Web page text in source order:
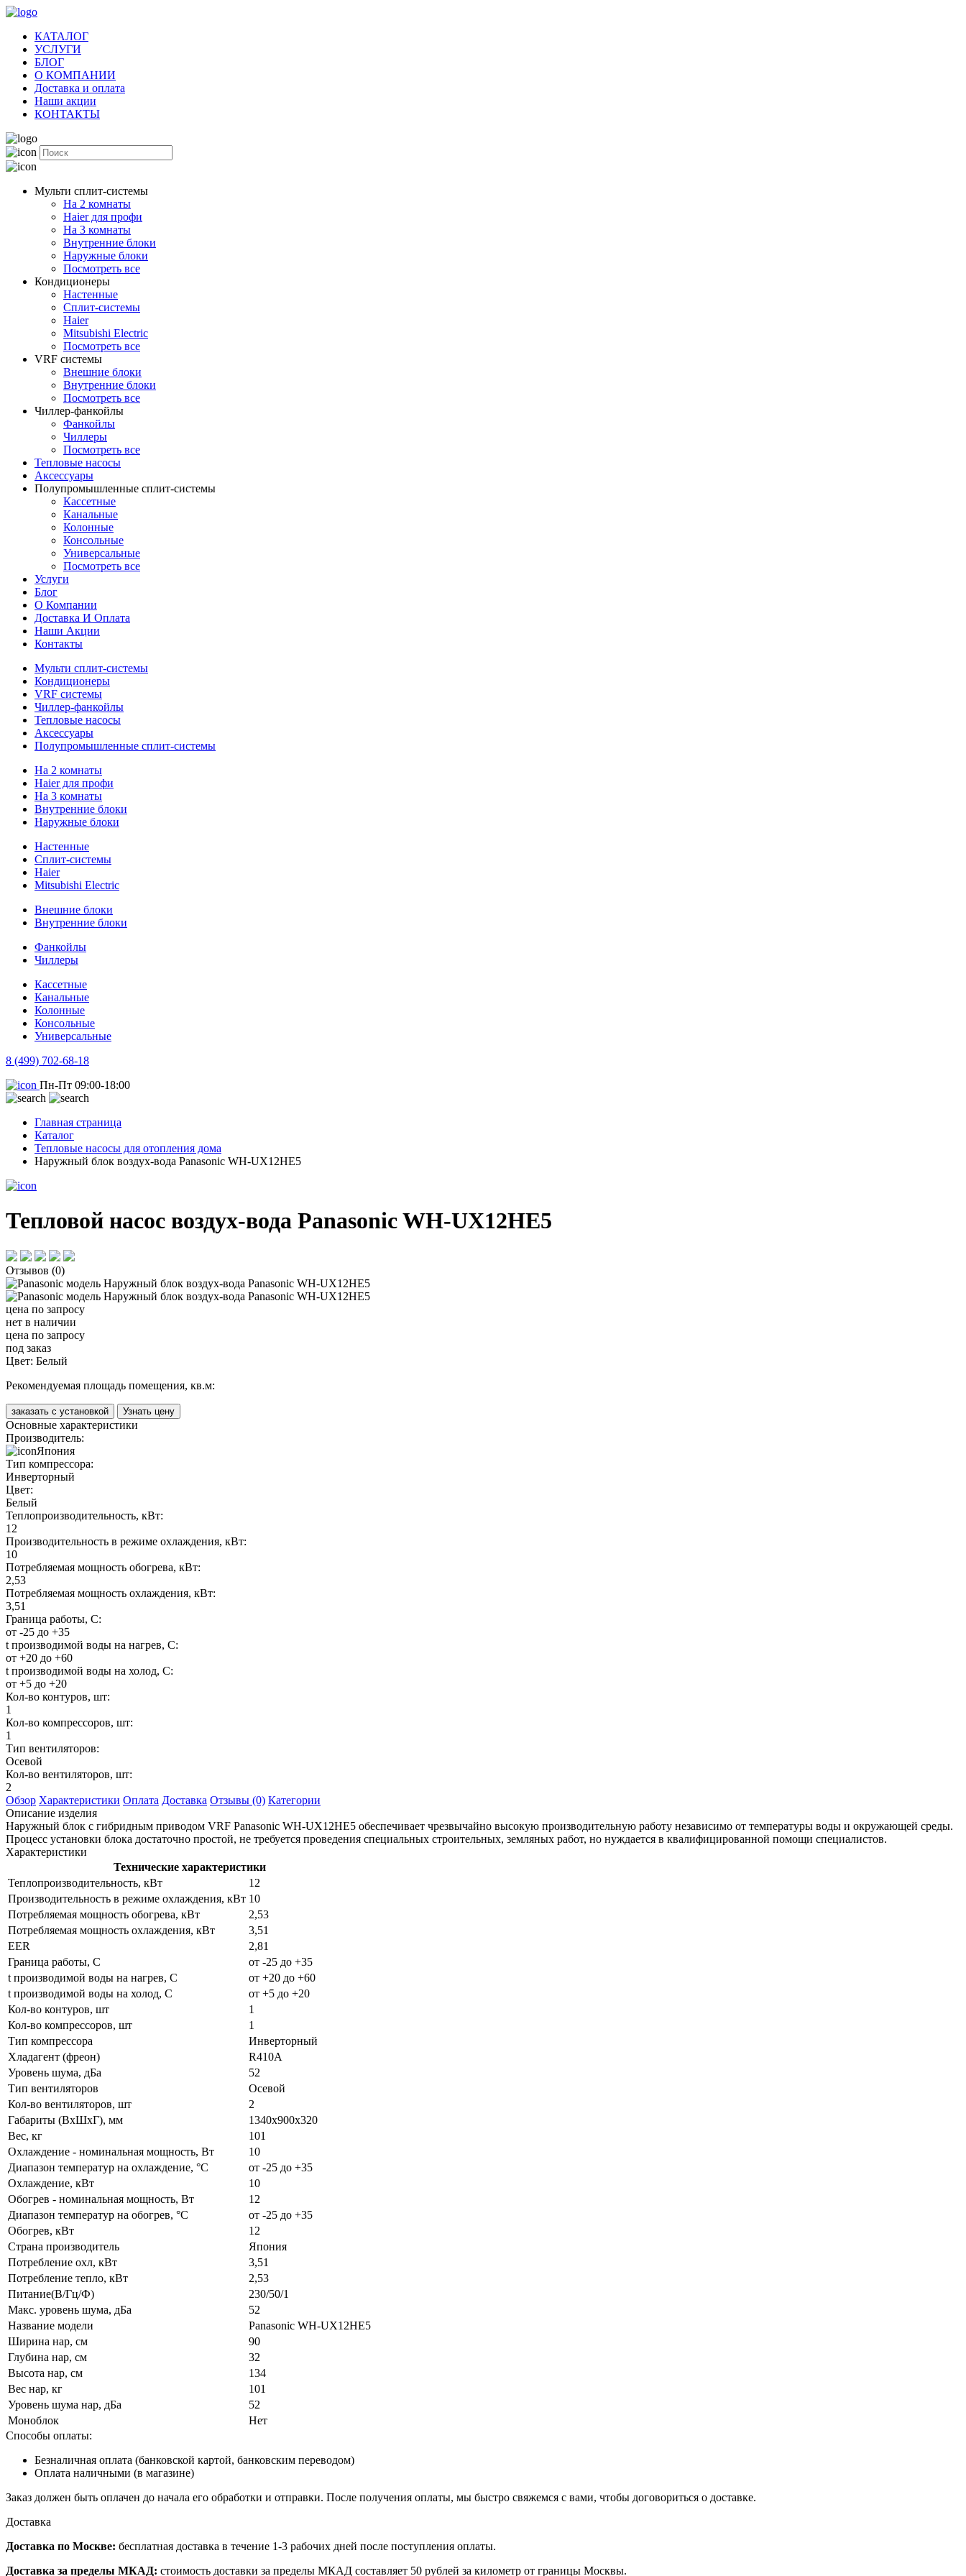
КАТАЛОГ
УСЛУГИ
БЛОГ
О КОМПАНИИ
Доставка и оплата
Наши акции
КОНТАКТЫ
Мульти сплит-системы
На 2 комнаты
Haier для профи
На 3 комнаты
Внутренние блоки
Наружные блоки
Посмотреть все
Кондиционеры
Настенные
Сплит-системы
Haier
Mitsubishi Electric
Посмотреть все
VRF системы
Внешние блоки
Внутренние блоки
Посмотреть все
Чиллер-фанкойлы
Фанкойлы
Чиллеры
Посмотреть все
Тепловые насосы
Аксессуары
Полупромышленные сплит-системы
Кассетные
Канальные
Колонные
Консольные
Универсальные
Посмотреть все
Услуги
Блог
О Компании
Доставка И Оплата
Наши Акции
Контакты
Мульти сплит-системы
Кондиционеры
VRF системы
Чиллер-фанкойлы
Тепловые насосы
Аксессуары
Полупромышленные сплит-системы
На 2 комнаты
Haier для профи
На 3 комнаты
Внутренние блоки
Наружные блоки
Настенные
Сплит-системы
Haier
Mitsubishi Electric
Внешние блоки
Внутренние блоки
Фанкойлы
Чиллеры
Кассетные
Канальные
Колонные
Консольные
Универсальные
8 (499) 702-68-18
Пн-Пт 09:00-18:00
Главная страница
Каталог
Тепловые насосы для отопления дома
Наружный блок воздух-вода Panasonic WH-UX12HE5
Тепловой насос воздух-вода Panasonic WH-UX12HE5
Отзывов (0)
цена по запросу
нет в наличии
цена по запросу
под заказ
Цвет: Белый
Рекомендуемая площадь помещения, кв.м:
заказать с установкой Узнать цену
Основные характеристики
Производитель:
Япония
Тип компрессора:
Инверторный
Цвет:
Белый
Теплопроизводительность, кВт:
12
Производительность в режиме охлаждения, кВт:
10
Потребляемая мощность обогрева, кВт:
2,53
Потребляемая мощность охлаждения, кВт:
3,51
Граница работы, С:
от -25 до +35
t производимой воды на нагрев, С:
от +20 до +60
t производимой воды на холод, С:
от +5 до +20
Кол-во контуров, шт:
1
Кол-во компрессоров, шт:
1
Тип вентиляторов:
Осевой
Кол-во вентиляторов, шт:
2
Обзор Характеристики Оплата Доставка Отзывы (0) Категории
Описание изделия
Наружный блок с гибридным приводом VRF Panasonic WH-UX12HE5 обеспечивает чрезвычайно высокую производительную работу независимо от температуры воды и окружающей среды.
Процесс установки блока достаточно простой, не требуется проведения специальных строительных, земляных работ, но нуждается в квалифицированной помощи специалистов.
Характеристики
Технические характеристики
Теплопроизводительность, кВт
12
Производительность в режиме охлаждения, кВт 10
Потребляемая мощность обогрева, кВт
2,53
Потребляемая мощность охлаждения, кВт
3,51
EER
2,81
Граница работы, С
от -25 до +35
t производимой воды на нагрев, С
от +20 до +60
t производимой воды на холод, С
от +5 до +20
Кол-во контуров, шт
1
Кол-во компрессоров, шт
1
Тип компрессора
Инверторный
Хладагент (фреон)
R410А
Уровень шума, дБа
52
Тип вентиляторов
Осевой
Кол-во вентиляторов, шт
2
Габариты (ВxШxГ), мм
1340х900х320
Вес, кг
101
Охлаждение - номинальная мощность, Вт
10
Диапазон температур на охлаждение, °C
от -25 до +35
Охлаждение, кВт
10
Обогрев - номинальная мощность, Вт
12
Диапазон температур на обогрев, °C
от -25 до +35
Обогрев, кВт
12
Страна производитель
Япония
Потребление охл, кВт
3,51
Потребление тепло, кВт
2,53
Питание(В/Гц/Ф)
230/50/1
Макс. уровень шума, дБа
52
Название модели
Panasonic WH-UX12HE5
Ширина нар, см
90
Глубина нар, см
32
Высота нар, см
134
Вес нар, кг
101
Уровень шума нар, дБа
52
Моноблок
Нет
Способы оплаты:
Безналичная оплата (банковской картой, банковским переводом)
Оплата наличными (в магазине)
Заказ должен быть оплачен до начала его обработки и отправки. После получения оплаты, мы быстро свяжемся с вами, чтобы договориться о доставке.
Доставка
Доставка по Москве: бесплатная доставка в течение 1-3 рабочих дней после поступления оплаты.
Доставка за пределы МКАД: стоимость доставки за пределы МКАД составляет 50 рублей за километр от границы Москвы.